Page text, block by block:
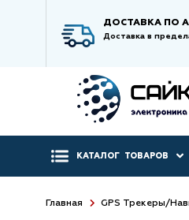
ДОСТАВКА ПО
Доставка в
КАТАЛОГ ТОВАРОВ
Главная GPS Трекеры/